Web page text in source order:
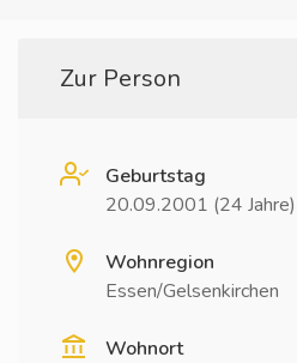
Zur Person
Geburtstag
20.09.2001 (24 Jahre)
Wohnregion
Essen/Gelsenkirchen
Wohnort